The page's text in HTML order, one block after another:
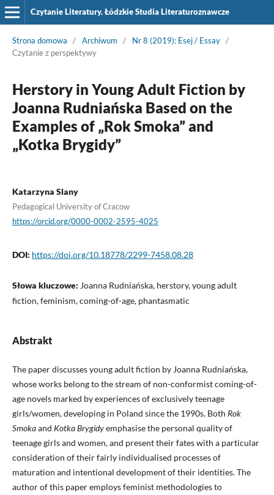
Czytanie Literatury. Łódzkie Studia Literaturoznawcze
Strona domowa / Archiwum / Nr 8 (2019): Esej / Essay /
Czytanie z perspektywy
Herstory in Young Adult Fiction by
Joanna Rudniańska Based on the
Examples of „Rok Smoka” and
„Kotka Brygidy”
Katarzyna Slany
Pedagogical University of Cracow
https://orcid.org/0000-0002-2595-4025
DOI: https://doi.org/10.18778/2299-7458.08.28
Słowa kluczowe: Joanna Rudniańska, herstory, young adult
fiction, feminism, coming-of-age, phantasmatic
Abstrakt
The paper discusses young adult fiction by Joanna Rudniańska,
whose works belong to the stream of non-conformist coming-of-
age novels marked by experiences of exclusively teenage
girls/women, developing in Poland since the 1990s. Both Rok
Smokaand Kotka Brygidyemphasise the personal quality of
teenage girls and women, and present their fates with a particular
consideration of their fairly individualised processes of
maturation and intentional development of their identities. The
author of this paper employs feminist methodologies to